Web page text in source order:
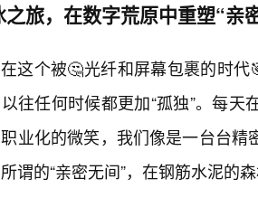
之旅，在数字荒原中重塑“亲
在这个被🤔光纤和屏幕包裹的时代
往任何时候都更加“孤独”。每
业化的微笑，我们像是一台台
谓的“亲密无间”，在钢筋水泥的